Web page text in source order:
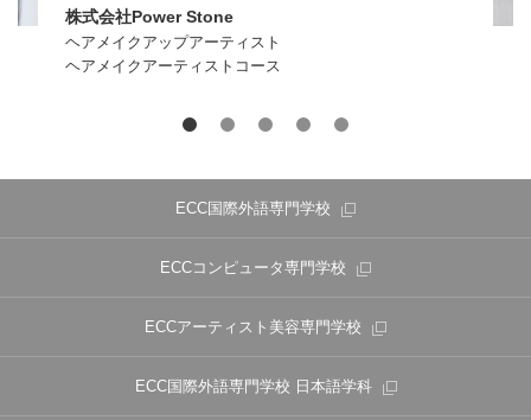
株式会社Power Stone
ヘアメイクアップアーティスト
ヘアメイクアーティストコース
ECC国際外語専門学校
ECCコンピュータ専門学校
ECCアーティスト美容専門学校
ECC国際外語専門学校 日本語学科